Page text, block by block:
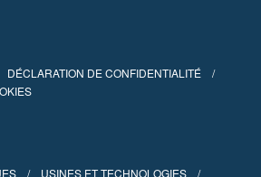
DÉCLARATION DE CONFIDENTIALITÉ
USINES ET TECHNOLOGIES